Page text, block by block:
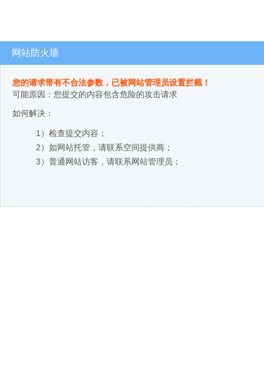
网站防火墙
您的请求带有不合法参数，已被网站管理员设置拦截！
可能原因：您提交的内容包含危险的攻击请求
如何解决：
1）检查提交内容；
2）如网站托管，请联系空间提供商；
3）普通网站访客，请联系网站管理员；